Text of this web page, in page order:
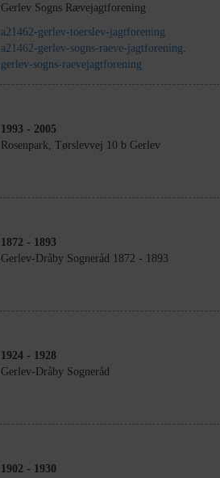
Gerlev Sogns Rævejagtforening
a21462-gerlev-toerslev-jagtforening
a21462-gerlev-sogns-raeve-jagtforening.
gerlev-sogns-raevejagtforening
1993 - 2005
Rosenpark, Tørslevvej 10 b Gerlev
1872 - 1893
Gerlev-Dråby Sogneråd 1872 - 1893
1924 - 1928
Gerlev-Dråby Sogneråd
1902 - 1930